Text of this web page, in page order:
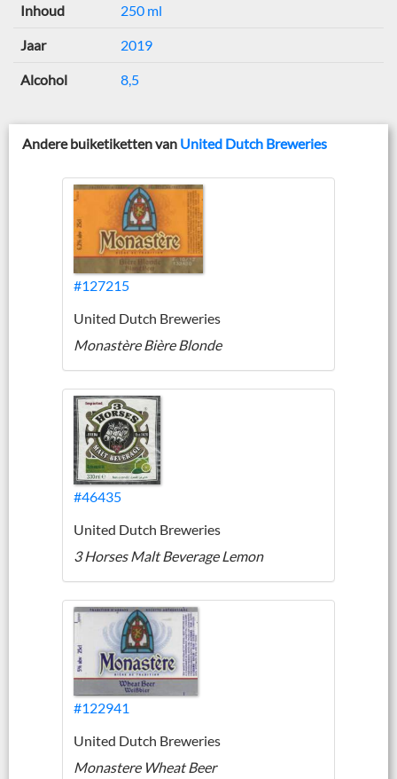
Inhoud 250 ml
Jaar 2019
Alcohol 8,5
Andere buiketiketten van United Dutch Breweries
#127215
United Dutch Breweries
Monastère Bière Blonde
#46435
United Dutch Breweries
3 Horses Malt Beverage Lemon
#122941
United Dutch Breweries
Monastere Wheat Beer